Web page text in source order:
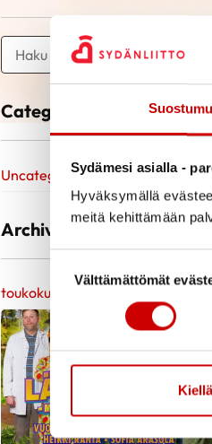
Sydämesi asialla -
Hyväksymällä
meitä kehittämään
Suostumuksen valinta
Välttämättömät
Kiellä
Categories
Uncategorized @fi
Archive
toukokuu 2025